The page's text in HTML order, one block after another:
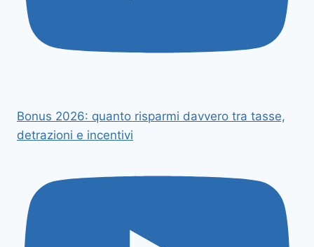
Bonus 2026: quanto risparmi davvero tra tasse,
detrazioni e incentivi